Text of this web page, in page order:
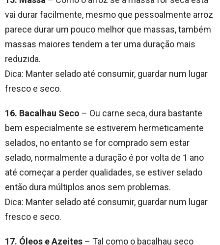
vai durar facilmente, mesmo que pessoalmente arroz
parece durar um pouco melhor que massas, também
massas maiores tendem a ter uma duração mais
reduzida.
Dica: Manter selado até consumir, guardar num lugar
fresco e seco.
16. Bacalhau Seco – Ou carne seca, dura bastante
bem especialmente se estiverem hermeticamente
selados, no entanto se for comprado sem estar
selado, normalmente a duração é por volta de 1 ano
até começar a perder qualidades, se estiver selado
então dura múltiplos anos sem problemas.
Dica: Manter selado até consumir, guardar num lugar
fresco e seco.
17. Óleos e Azeites – Tal como o bacalhau seco